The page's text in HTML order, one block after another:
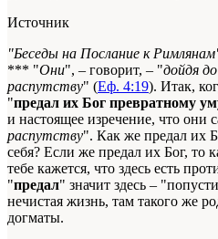
Источник
"Беседы на Послание к
*** "Они", – говорит, – "дойдя
распутству" (Еф. 4:19). Итак,
"предал их Бог превратному
и настоящее изречение, что они
распутству". Как же предал их
себя? Если же предал их Бог, то
тебе кажется, что здесь есть
"предал" значит здесь –
нечистая жизнь, там такого же
догматы.